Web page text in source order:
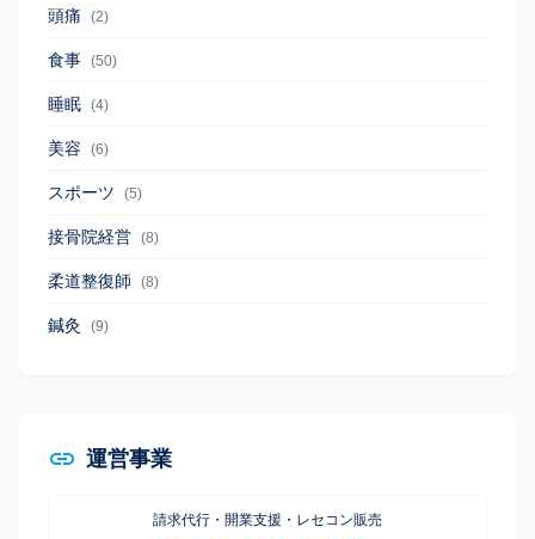
頭痛 (2)
食事 (50)
睡眠 (4)
美容 (6)
スポーツ (5)
接骨院経営 (8)
柔道整復師 (8)
鍼灸 (9)
運営事業
請求代行・開業支援・レセコン販売